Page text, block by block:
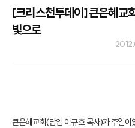
[크리스천투데이] 큰은혜교
빛으로
큰은혜교회(담임 이규호 목사)가 주일